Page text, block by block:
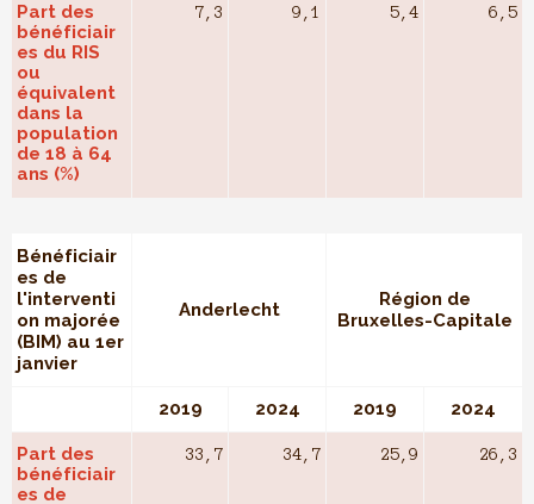
Part des
bénéficiair
es du RIS
ou
équivalent
dans la
population
de 18 à 64
ans (%)
7,3 9,1 5,4 6,5
Bénéficiair
es de
l'interventi
on majorée
(BIM) au 1er
janvier
Anderlecht
Région de
Bruxelles-Capitale
2019 2024 2019 2024
Part des
bénéficiair
es de
33,7 34,7 25,9 26,3